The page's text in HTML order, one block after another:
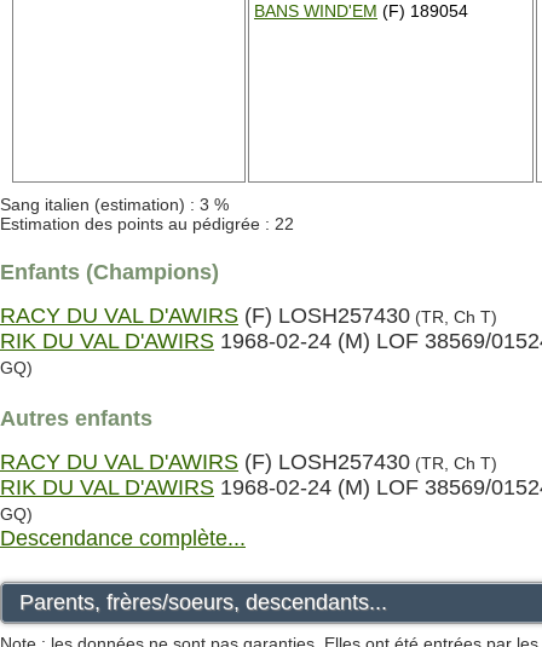
BANS WIND'EM (F) 189054
Sang italien (estimation) : 3 %
Estimation des points au pédigrée : 22
Enfants (Champions)
RACY DU VAL D'AWIRS (F) LOSH257430 (TR, Ch T)
RIK DU VAL D'AWIRS 1968-02-24 (M) LOF 38569/
GQ)
Autres enfants
RACY DU VAL D'AWIRS (F) LOSH257430 (TR, Ch T)
RIK DU VAL D'AWIRS 1968-02-24 (M) LOF 38569/
GQ)
Descendance complète...
Parents, frères/soeurs, descendants...
Note : les données ne sont pas garanties. Elles ont été entrées par